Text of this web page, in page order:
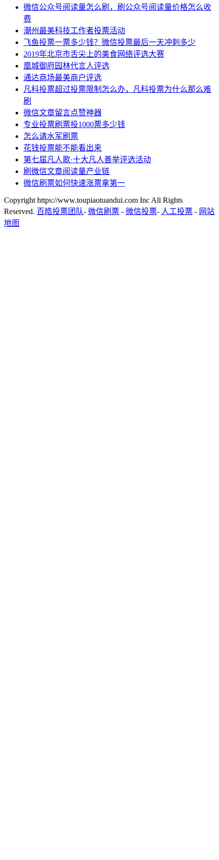
微信公众号阅读量怎么刷，刷公众号阅读量价格怎么收
费
潮州最美科技工作者投票活动
飞鱼投票一票多少钱？微信投票最后一天冲刺多少
2019年北京市舌尖上的美食网络评选大赛
凰城御府园林代言人评选
通达商场最美商户评选
凡科投票超过投票限制怎么办，凡科投票为什么那么难
刷
微信文章留言点赞神器
专业投票刷票投1000票多少钱
怎么请水军刷票
花钱投票能不能看出来
第七届凡人歌·十大凡人善举评选活动
刷微信文章阅读量产业链
微信刷票如何快速涨票拿第一
Copyright https://www.toupiaotuandui.com Inc All Rights
Reserved. 百皓投票团队- 微信刷票 - 微信投票- 人工投票 - 网站
地图